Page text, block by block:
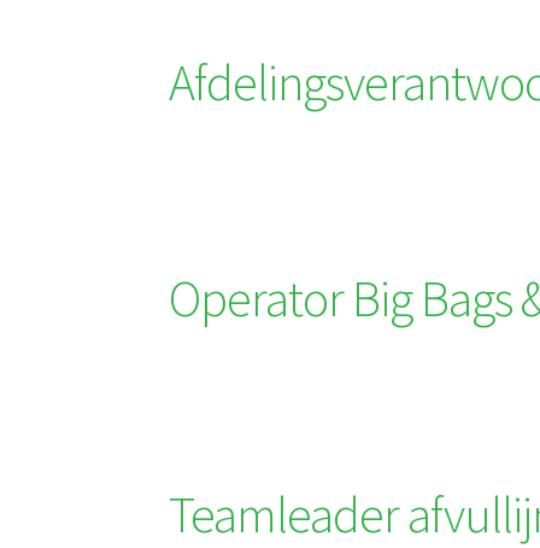
Operator Big Bags
Teamleader